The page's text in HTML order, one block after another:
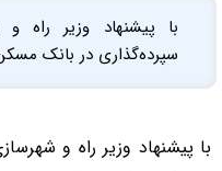
با پیشنهاد وزیر
سپرده‌گذاری در بانک
با پیشنهاد وزیر راه و